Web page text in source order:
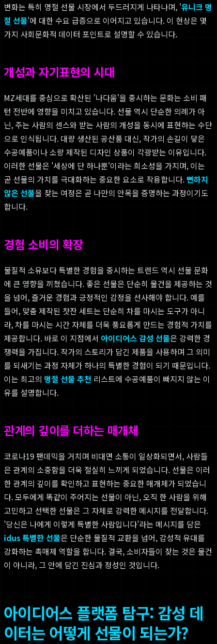
변화는 특히 명절 선물 시장에서 두드러지게 나타나며, '유니크 명
절 선물'에 대한 수요 급증으로 이어지고 있습니다. 이 현상은 몇
가지 사회문화적 데이터 포인트로 설명할 수 있습니다.
개성과 자기표현의 시대
MZ세대를 중심으로 확산된 '나다움'을 중시하는 문화는 소비 패
턴 전반에 영향을 미치고 있습니다. 선물 역시 단순한 의례가 아
닌, 주는 사람의 센스와 받는 사람의 개성을 동시에 표현하는 수단
으로 인식됩니다. 대량 생산된 공산품 대신, 작가의 손길이 닿은
수공예품이나 소량 제작된 디자인 상품이 각광받는 이유입니다.
이러한 선물은 '세상에 단 하나뿐'이라는 희소성을 가지며, 이는
곧 선물의 가치를 극대화하는 중요한 요소로 작용합니다. 뻔하지
않은 선물을 찾는 여정은 곧 나만의 안목을 증명하는 과정이기도
합니다.
경험 소비의 확장
물질적 소유보다 특별한 경험을 중시하는 트렌드 역시 선물 문화
에 큰 영향을 끼쳤습니다. 좋은 선물은 단순히 물건을 제공하는 것
을 넘어, 즐거운 경험과 긍정적인 감정을 선사해야 합니다. 예를
들어, 맞춤 제작된 찻잔 세트는 단순히 차를 마시는 도구가 아니
라, 차를 마시는 시간 자체를 더욱 풍요롭게 만드는 경험적 가치를
제공합니다. 바로 이 지점에서 아이디어스 감성 선물은 강력한 경
쟁력을 가집니다. 작가의 스토리가 담긴 제품을 사용하며 그 의미
를 되새기는 과정 자체가 하나의 특별한 경험이 되기 때문입니다.
이는 최고의 명절 선물 추천 리스트에 수공예품이 빠지지 않는 이
유를 설명합니다.
관계의 깊이를 더하는 매개체
코로나19 팬데믹을 거치며 비대면 소통이 일상화되면서, 사람들
은 관계의 소중함을 더욱 절실히 느끼게 되었습니다. 선물은 이러
한 관계의 깊이를 확인하고 표현하는 중요한 매개체가 되었습니
다. 모두에게 똑같이 주어지는 선물이 아닌, 오직 한 사람을 위해
고민하고 선택한 선물은 그 자체로 강력한 메시지를 전달합니다.
'당신은 나에게 이렇게 특별한 사람입니다'라는 메시지를 담은
idus 특별한 선물은 단순한 물질적 교환을 넘어, 감성적 유대를
강화하는 촉매제 역할을 합니다. 결국, 소비자들이 찾는 것은 물건
이 아니라, 그 안에 담긴 진심과 정성인 것입니다.
아이디어스 플랫폼 탐구: 감성 데
이터는 어떻게 선물이 되는가?